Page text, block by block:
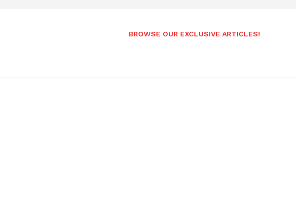
BROWSE OUR EXCLUSIVE ARTICLES!